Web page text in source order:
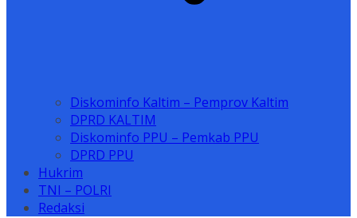
Diskominfo Kaltim – Pemprov Kaltim
DPRD KALTIM
Diskominfo PPU – Pemkab PPU
DPRD PPU
Hukrim
TNI – POLRI
Redaksi